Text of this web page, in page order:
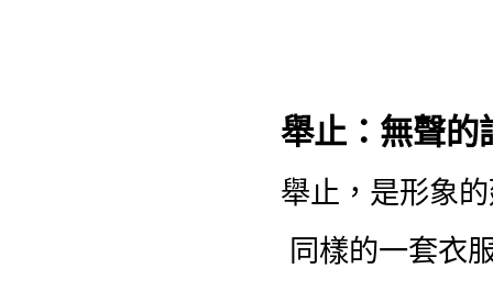
舉止：無聲的
舉止，是形象
同樣的一套衣